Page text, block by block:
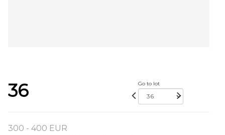
36 Go to lot
300 - 400 EUR